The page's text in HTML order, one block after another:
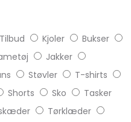
Tilbud Kjoler
Bukser
Jakker
Støvler
T-shirts
Shorts Sko
Tasker
Tørklæder